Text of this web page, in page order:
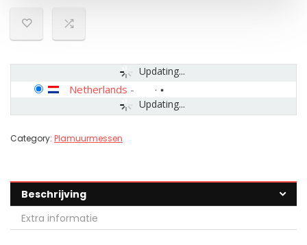
Updating...
Updating...
Netherlands -
Category: Plamuurmessen
Beschrijving
Extra informatie